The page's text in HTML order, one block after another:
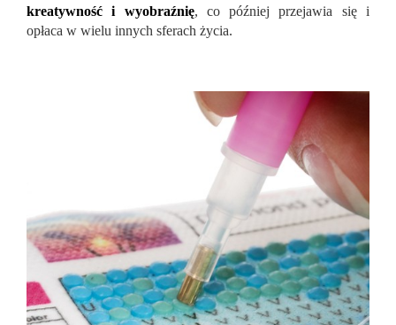
kreatywność i wyobraźnię, co później przejawia się i
opłaca w wielu innych sferach życia.